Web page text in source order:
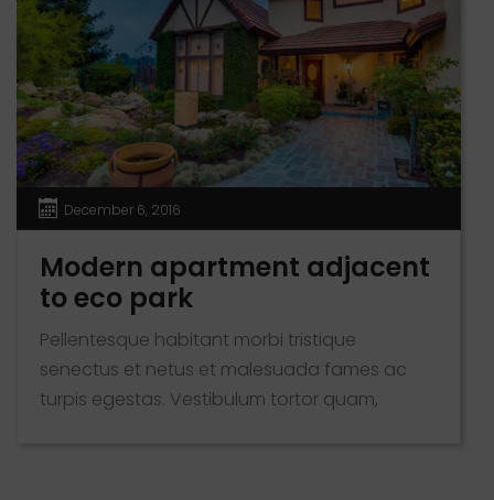
December 6, 2016
Modern apartment adjacent
to eco park
Pellentesque habitant morbi tristique
senectus et netus et malesuada fames ac
turpis egestas. Vestibulum tortor quam,